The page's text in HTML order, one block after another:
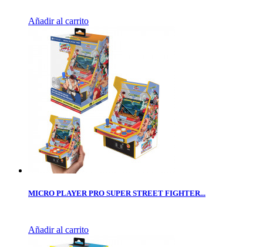
Añadir al carrito
MICRO PLAYER PRO SUPER STREET FIGHTER...
Añadir al carrito